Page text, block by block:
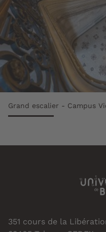
Grand escalier - Campus
351 cours de la